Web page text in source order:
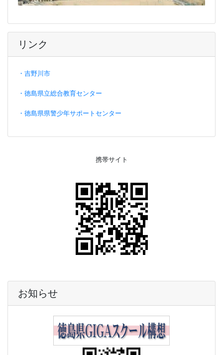
リンク
・吉野川市
・徳島県立総合教育センター
・徳島県県警少年サポートセンター
携帯サイト
お知らせ